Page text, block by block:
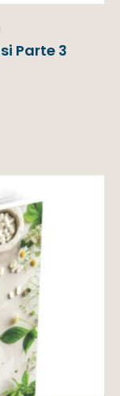
Parte 3